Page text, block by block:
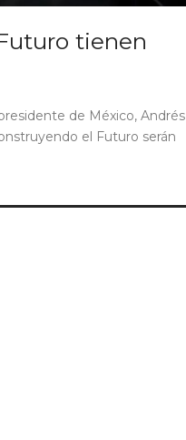
tienen
de México, Andrés
el Futuro serán